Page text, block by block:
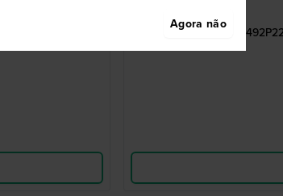
811-
Agora não